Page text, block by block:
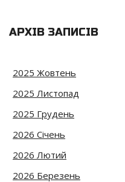
АРХІВ ЗАПИСІВ
2025 Жовтень
2025 Листопад
2025 Грудень
2026 Січень
2026 Лютий
2026 Березень